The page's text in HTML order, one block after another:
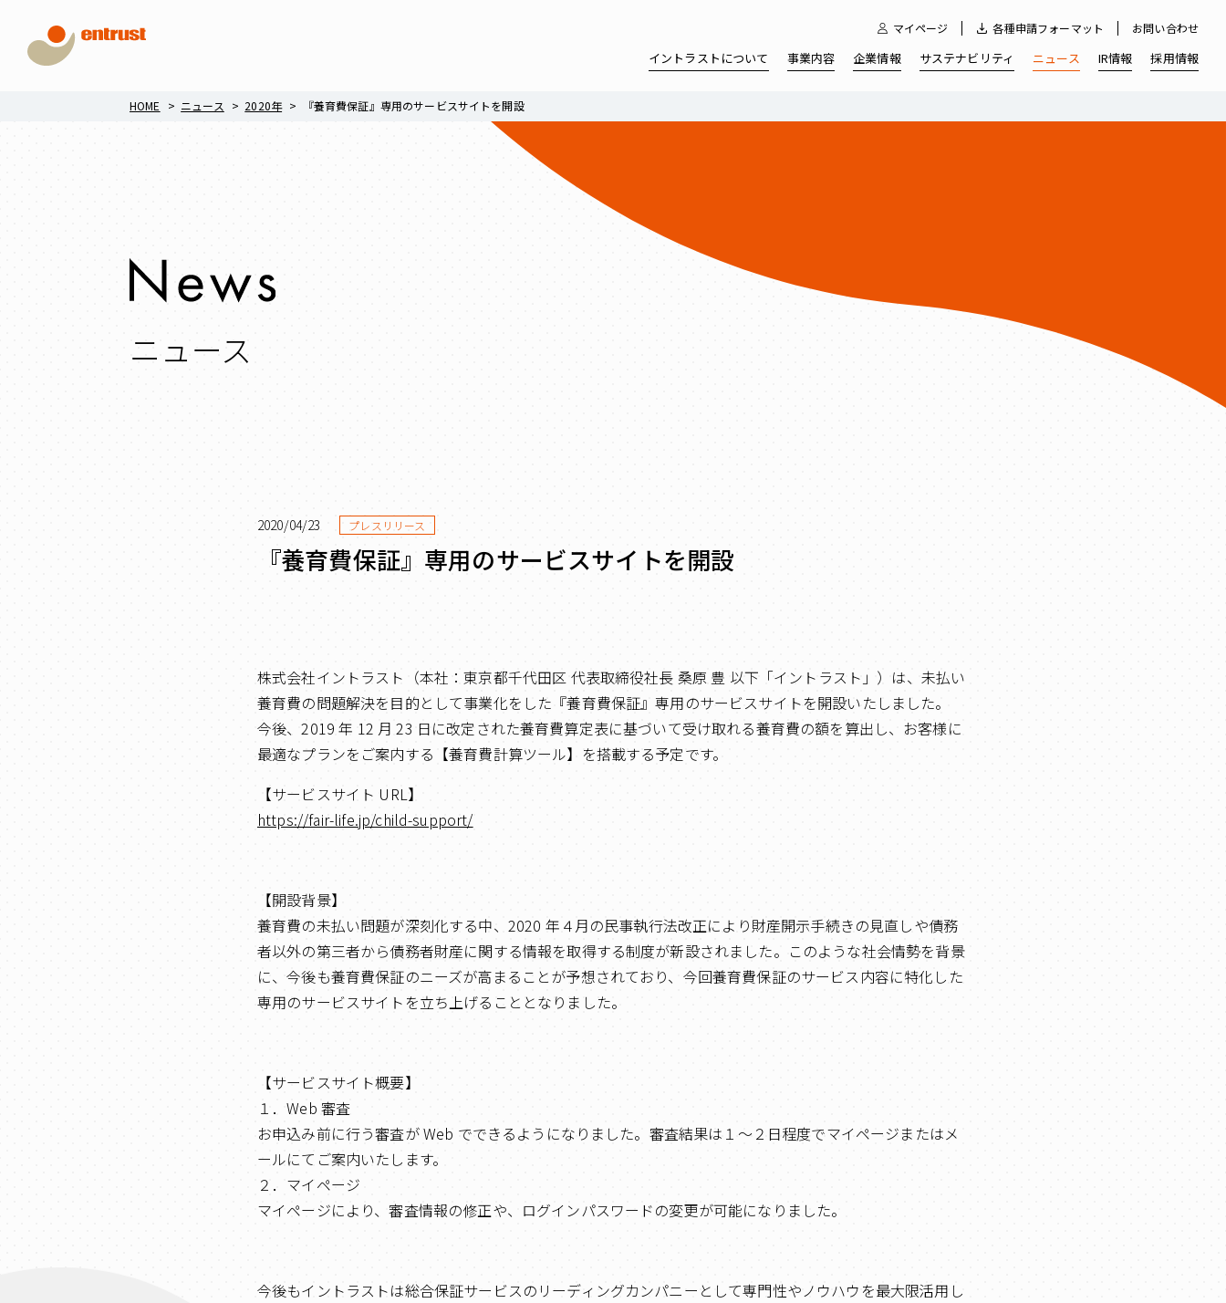
イントラストについて 事業内容 企業情報 サステナビリティ ニュース IR情報 採用情報
マイページ 各種申請フォーマット お問い合わせ
HOME ニュース 2020年 『養育費保証』専用のサービスサイトを開設
ニュース
2020/04/23 プレスリリース
『養育費保証』専用のサービスサイトを開設
株式会社イントラスト（本社：東京都千代田区 代表取締役社長 桑原 豊 以下「イントラスト」）は、未払い
養育費の問題解決を目的として事業化をした『養育費保証』専用のサービスサイトを開設いたしました。
今後、2019 年 12 月 23 日に改定された養育費算定表に基づいて受け取れる養育費の額を算出し、お客様に
最適なプランをご案内する【養育費計算ツール】を搭載する予定です。
【サービスサイト URL】
https://fair-life.jp/child-support/
【開設背景】
養育費の未払い問題が深刻化する中、2020 年４月の民事執行法改正により財産開示手続きの見直しや債務
者以外の第三者から債務者財産に関する情報を取得する制度が新設されました。このような社会情勢を背景
に、今後も養育費保証のニーズが高まることが予想されており、今回養育費保証のサービス内容に特化した
専用のサービスサイトを立ち上げることとなりました。
【サービスサイト概要】
１．Web 審査
お申込み前に行う審査が Web でできるようになりました。審査結果は１～２日程度でマイページまたはメ
ールにてご案内いたします。
２．マイページ
マイページにより、審査情報の修正や、ログインパスワードの変更が可能になりました。
今後もイントラストは総合保証サービスのリーディングカンパニーとして専門性やノウハウを最大限活用し